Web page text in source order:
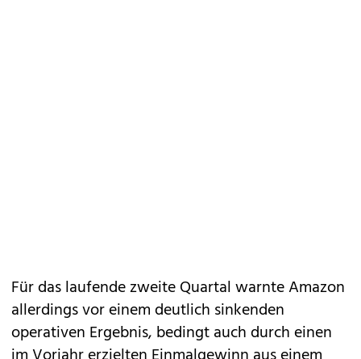
Für das laufende zweite Quartal warnte Amazon
allerdings vor einem deutlich sinkenden
operativen Ergebnis, bedingt auch durch einen